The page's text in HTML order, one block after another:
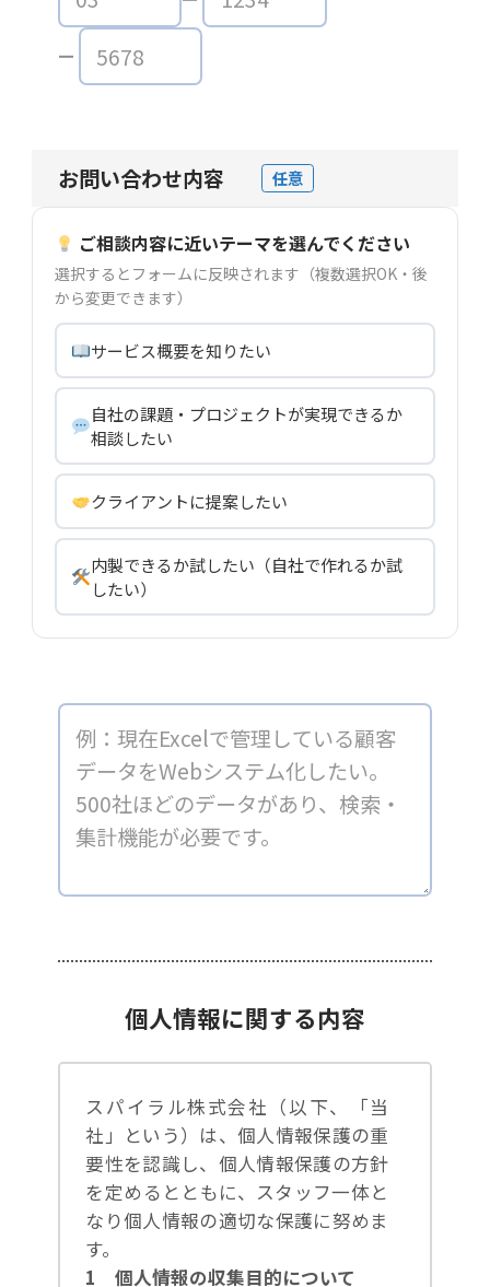
お問い合わせ内容 任意
ご相談内容に近いテーマを選んでください
選択するとフォームに反映されます（複数選択OK・後
から変更できます）
サービス概要を知りたい
自社の課題・プロジェクトが実現できるか
相談したい
クライアントに提案したい
内製できるか試したい（自社で作れるか試
したい）
個人情報に関する内容
スパイラル株式会社（以下、「当
社」という）は、個人情報保護の重
要性を認識し、個人情報保護の方針
を定めるとともに、スタッフ一体と
なり個人情報の適切な保護に努めま
す。
1 個人情報の収集目的について